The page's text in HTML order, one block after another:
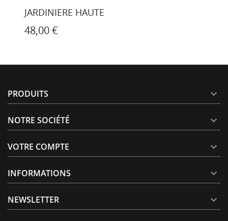
POTERIE CUVIER CONTEMPORAIN
263,00 €
PRODUITS 
NOTRE SOCIÉTÉ 
VOTRE COMPTE 
INFORMATIONS 
NEWSLETTER 